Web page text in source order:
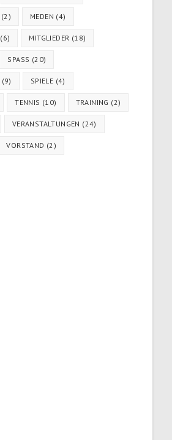
(2) MEDEN (4)
(6) MITGLIEDER (18)
SPASS (20)
(9) SPIELE (4)
TENNIS (10) TRAINING (2)
VERANSTALTUNGEN (24)
VORSTAND (2)